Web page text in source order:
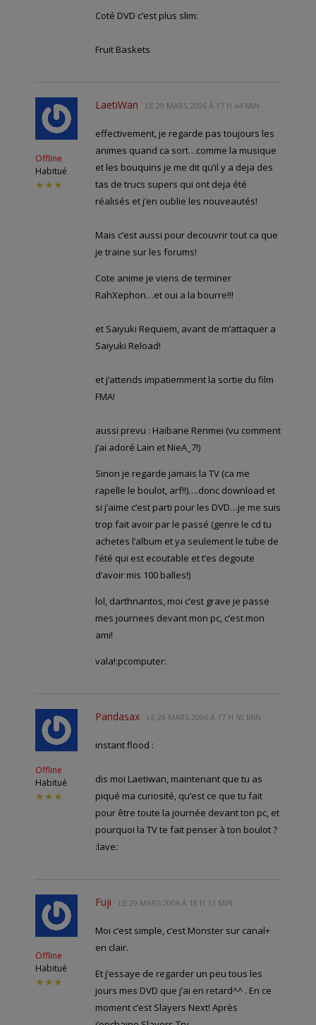
Coté DVD c’est plus slim:
Fruit Baskets
Offline
Habitué
★★★
LaetiWan LE 29 MARS 2006 À 17 H 44 MIN
effectivement, je regarde pas toujours les
animes quand ca sort…comme la musique
et les bouquins je me dit qu’il y a deja des
tas de trucs supers qui ont deja été
réalisés et j’en oublie les nouveautés!
Mais c’est aussi pour decouvrir tout ca que
je traine sur les forums!
Cote anime je viens de terminer
RahXephon…et oui a la bourre!!!
et Saiyuki Requiem, avant de m’attaquer a
Saiyuki Reload!
et j’attends impatiemment la sortie du film
FMA!
aussi prevu : Haibane Renmei (vu comment
j’ai adoré Lain et NieA_7!)
Sinon je regarde jamais la TV (ca me
rapelle le boulot, arf!!)….donc download et
si j’aime c’est parti pour les DVD…je me suis
trop fait avoir par le passé (genre le cd tu
achetes l’album et ya seulement le tube de
l’été qui est ecoutable et t’es degoute
d’avoir mis 100 balles!)
lol, darthnantos, moi c’est grave je passe
mes journees devant mon pc, c’est mon
ami!
vala!:pcomputer:
Offline
Habitué
★★★
Pandasax LE 29 MARS 2006 À 17 H 50 MIN
instant flood :
dis moi Laetiwan, maintenant que tu as
piqué ma curiosité, qu’est ce que tu fait
pour être toute la journée devant ton pc, et
pourquoi la TV te fait penser à ton boulot ?
:lave:
Offline
Habitué
★★★
Fuji LE 29 MARS 2006 À 18 H 13 MIN
Moi c’est simple, c’est Monster sur canal+
en clair.
Et j’essaye de regarder un peu tous les
jours mes DVD que j’ai en retard^^ . En ce
moment c’est Slayers Next! Après